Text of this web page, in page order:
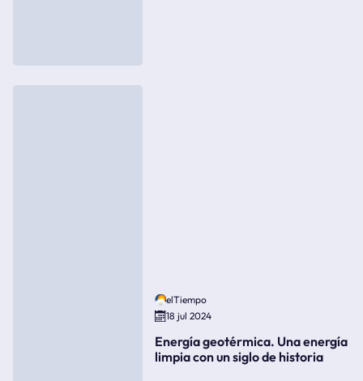
elTiempo
18 jul 2024
Energía geotérmica. Una energía
limpia con un siglo de historia